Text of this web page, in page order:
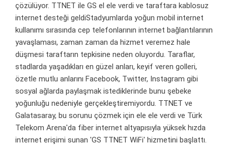
çözülüyor. TTNET ile GS el ele verdi ve taraftara kablosuz
internet desteği geldiStadyumlarda yoğun mobil internet
kullanımı sırasında cep telefonlarının internet bağlantılarının
yavaşlaması, zaman zaman da hizmet veremez hale
düşmesi taraftarın tepkisine neden oluyordu. Taraflar,
stadlarda yaşadıkları en güzel anları, keyif veren golleri,
özetle mutlu anlarını Facebook, Twitter, Instagram gibi
sosyal ağlarda paylaşmak istediklerinde bunu şebeke
yoğunluğu nedeniyle gerçekleştiremiyordu. TTNET ve
Galatasaray, bu sorunu çözmek için ele ele verdi ve Türk
Telekom Arena'da fiber internet altyapısıyla yüksek hızda
internet erişimi sunan 'GS TTNET WiFi' hizmetini başlattı.